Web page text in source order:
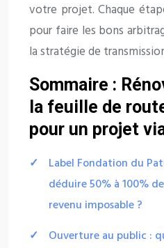
votre projet. Chaque
pour faire les bons
la stratégie de
Sommaire :
la feuille de
pour un projet
Label Fondation du
déduire 50% à 100%
revenu imposable ?
Ouverture au public :